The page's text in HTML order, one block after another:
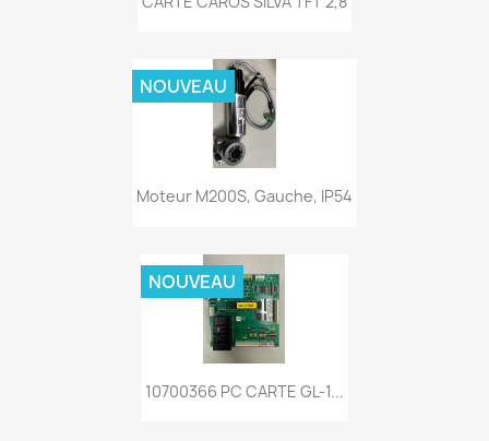
Moteur M200S, Gauche, IP54
NOUVEAU
10700366 PC CARTE GL-1...
NOUVEAU